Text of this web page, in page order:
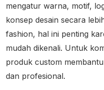
mengatur warna, motif,
konsep desain secara
fashion, hal ini penting
mudah dikenali. Untuk
produk custom
dan profesional.